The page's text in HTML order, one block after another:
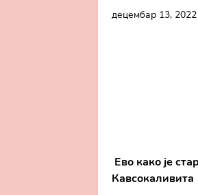
децембар 13, 2022
Ево како је
Кавсокаливита